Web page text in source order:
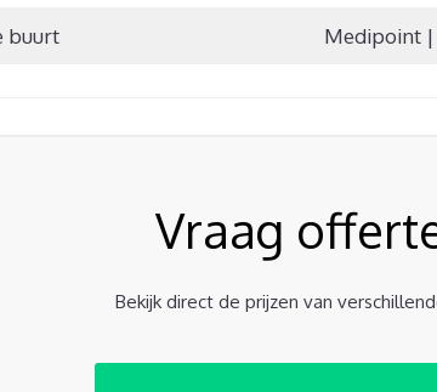
buurt Medipoint |
Vraag
Bekijk direct de prijzen van